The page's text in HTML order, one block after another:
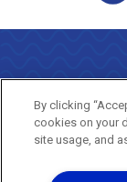
By clicking
cookies on your
site usage, and